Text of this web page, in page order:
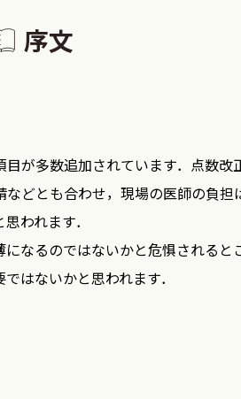
序文
が多数追加されています．点数
どとも合わせ，現場の医師の負担
われます．
なるのではないかと危惧されると
はないかと思われます．